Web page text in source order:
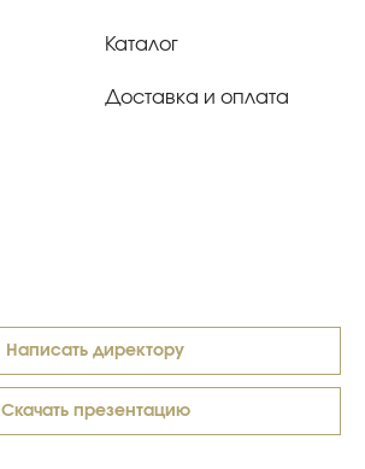
Каталог
Доставка и оплата
Написать директору
Скачать презентацию